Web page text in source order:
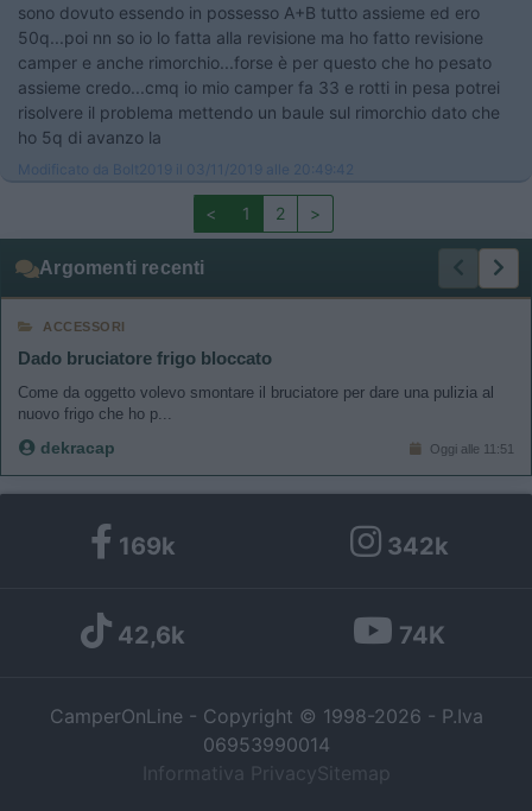
sono dovuto essendo in possesso A+B tutto assieme ed ero
50q...poi nn so io lo fatta alla revisione ma ho fatto revisione
camper e anche rimorchio...forse è per questo che ho pesato
assieme credo...cmq io mio camper fa 33 e rotti in pesa potrei
risolvere il problema mettendo un baule sul rimorchio dato che
ho 5q di avanzo la
Modificato da Bolt2019 il 03/11/2019 alle 20:49:42
< 1 2 >
Argomenti recenti
ACCESSORI
Dado bruciatore frigo bloccato
Come da oggetto volevo smontare il bruciatore per dare una pulizia al
nuovo frigo che ho p...
dekracap Oggi alle 11:51
169k 342k
42,6k 74K
CamperOnLine - Copyright © 1998-2026 - P.Iva
06953990014
Informativa Privacy Sitemap